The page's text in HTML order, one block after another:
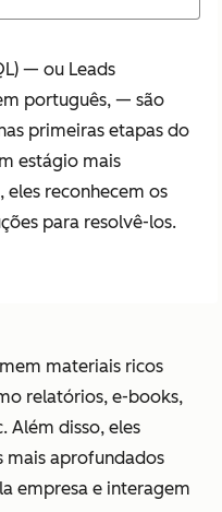
— ou Leads
português, — são
primeiras etapas do
estágio mais
reconhecem os
para resolvê-los.
materiais ricos
relatórios, e-books,
Além disso, eles
mais aprofundados
empresa e interagem